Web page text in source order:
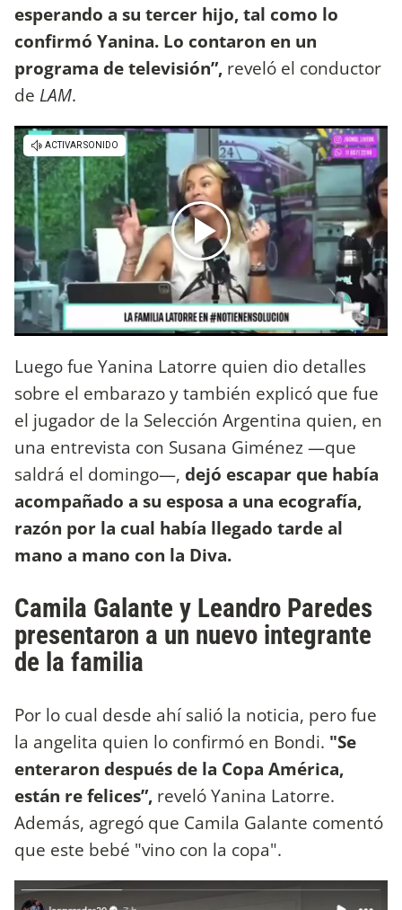
esperando a su tercer hijo, tal como lo
confirmó Yanina. Lo contaron en un
programa de televisión”, reveló el conductor
de LAM.
Luego fue Yanina Latorre quien dio detalles
sobre el embarazo y también explicó que fue
el jugador de la Selección Argentina quien, en
una entrevista con Susana Giménez —que
saldrá el domingo—, dejó escapar que había
acompañado a su esposa a una ecografía,
razón por la cual había llegado tarde al
mano a mano con la Diva.
Camila Galante y Leandro Paredes
presentaron a un nuevo integrante
de la familia
Por lo cual desde ahí salió la noticia, pero fue
la angelita quien lo confirmó en Bondi. "Se
enteraron después de la Copa América,
están re felices”, reveló Yanina Latorre.
Además, agregó que Camila Galante comentó
que este bebé "vino con la copa".